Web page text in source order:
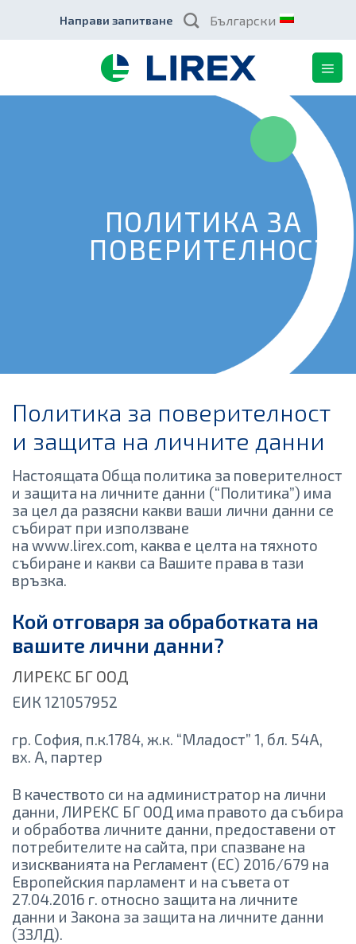
content
Направи запитване Български
ПОЛИТИКА ЗА
ПОВЕРИТЕЛНОСТ
Политика за поверителност
и защита на личните данни
Настоящата Обща политика за поверителност
и защита на личните данни (“Политика”) има
за цел да разясни какви ваши лични данни се
събират при използване
на www.lirex.com, каква е целта на тяхното
събиране и какви са Вашите права в тази
връзка.
Кой отговаря за обработката на
вашите лични данни?
ЛИРЕКС БГ ООД
ЕИК 121057952
гр. София, п.к.1784, ж.к. “Младост” 1, бл. 54А,
вх. А, партер
В качеството си на администратор на лични
данни, ЛИРЕКС БГ ООД има правото да събира
и обработва личните данни, предоставени от
потребителите на сайта, при спазване на
изискванията на Регламент (ЕС) 2016/679 на
Европейския парламент и на съвета от
27.04.2016 г. относно защита на личните
данни и Закона за защита на личните данни
(ЗЗЛД).